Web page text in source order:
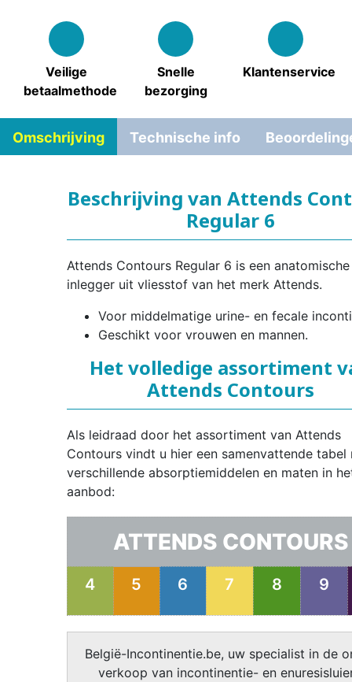
Veilige
betaalmethode
Snelle
bezorging
Klantenservice
Omschrijving Technische info
Beschrijving van Attends
Regular 6
Attends Contours Regular 6 is een anatomische
inlegger uit vliesstof van het merk Attends.
Voor middelmatige urine- en fecale
Geschikt voor vrouwen en mannen.
Het volledige assortiment
Attends Contours
Als leidraad door het assortiment van Attends
Contours vindt u hier een samenvattende tabel
verschillende absorptiemiddelen en maten in
aanbod:
ATTENDS CONTOURS
4 5 6 7 8 9
België-Incontinentie.be, uw specialist in de
verkoop van incontinentie- en